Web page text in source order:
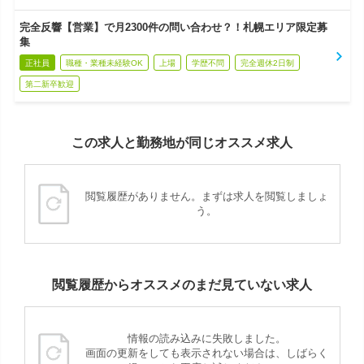
完全反響【営業】で月2300件の問い合わせ？！札幌エリア限定募
集
正社員 職種・業種未経験OK 上場 学歴不問 完全週休2日制
第二新卒歓迎
この求人と勤務地が同じオススメ求人
閲覧履歴がありません。まずは求人を閲覧しましょ
う。
閲覧履歴からオススメのまだ見ていない求人
情報の読み込みに失敗しました。
画面の更新をしても表示されない場合は、しばらく